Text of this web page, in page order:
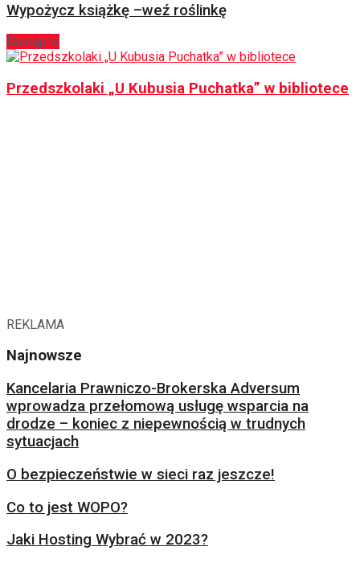
Wypożycz książkę –weź roślinkę
Następny
Przedszkolaki „U Kubusia Puchatka” w bibliotece
REKLAMA
Najnowsze
Kancelaria Prawniczo-Brokerska Adversum
wprowadza przełomową usługę wsparcia na
drodze – koniec z niepewnością w trudnych
sytuacjach
O bezpieczeństwie w sieci raz jeszcze!
Co to jest WOPO?
Jaki Hosting Wybrać w 2023?